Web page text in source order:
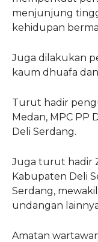
menjunjung
kehidupan
Juga dilakukan
kaum dhuafa
Turut hadir
Medan, MPC PP
Deli Serdang.
Juga turut hadir
Kabupaten Deli
Serdang,
undangan
Amatan